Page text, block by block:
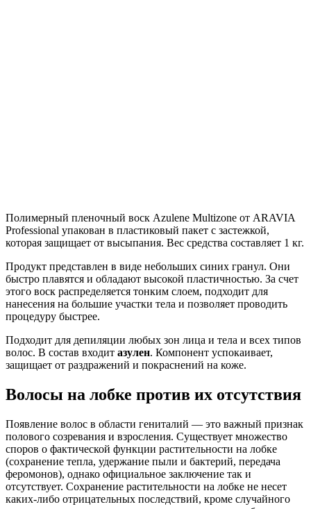
Полимерный пленочный воск Azulene Multizone от ARAVIA
Professional упакован в пластиковый пакет с застежкой,
которая защищает от высыпания. Вес средства составляет 1 кг.
Продукт представлен в виде небольших синих гранул. Они
быстро плавятся и обладают высокой пластичностью. За счет
этого воск распределяется тонким слоем, подходит для
нанесения на большие участки тела и позволяет проводить
процедуру быстрее.
Подходит для депиляции любых зон лица и тела и всех типов
волос. В состав входит азулен. Компонент успокаивает,
защищает от раздражений и покраснений на коже.
Волосы на лобке против их отсутствия
Появление волос в области гениталий — это важный признак
полового созревания и взросления. Существует множество
споров о фактической функции растительности на лобке
(сохранение тепла, удержание пыли и бактерий, передача
феромонов), однако официальное заключение так и
отсутствует. Сохранение растительности на лобке не несет
каких-либо отрицательных последствий, кроме случайного